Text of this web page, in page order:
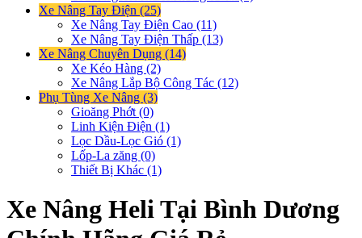
Xe Nâng Tay Điện (25)
Xe Nâng Tay Điện Cao (11)
Xe Nâng Tay Điện Thấp (13)
Xe Nâng Chuyên Dụng (14)
Xe Kéo Hàng (2)
Xe Nâng Lắp Bộ Công Tác (12)
Phụ Tùng Xe Nâng (3)
Gioăng Phớt (0)
Linh Kiện Điện (1)
Lọc Dầu-Lọc Gió (1)
Lốp-La zăng (0)
Thiết Bị Khác (1)
Xe Nâng Heli Tại Bình Dương